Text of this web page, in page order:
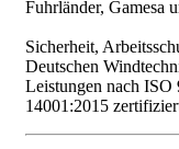
Fuhrländer, Gamesa
Sicherheit,
Deutschen
Leistungen nach
14001:2015